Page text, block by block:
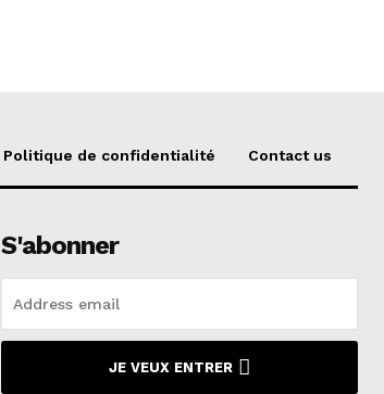
Politique de confidentialité Contact us
S'abonner
JE VEUX ENTRER